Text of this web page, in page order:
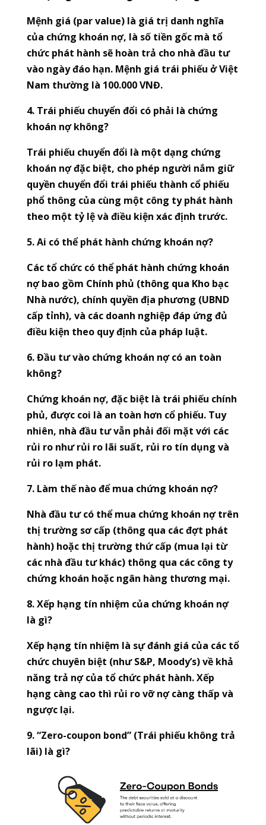
Mệnh giá (par value) là giá trị danh nghĩa
của chứng khoán nợ, là số tiền gốc mà tổ
chức phát hành sẽ hoàn trả cho nhà đầu tư
vào ngày đáo hạn. Mệnh giá trái phiếu ở Việt
Nam thường là 100.000 VNĐ.
4. Trái phiếu chuyển đổi có phải là chứng
khoán nợ không?
Trái phiếu chuyển đổi là một dạng chứng
khoán nợ đặc biệt, cho phép người nắm giữ
quyền chuyển đổi trái phiếu thành cổ phiếu
phổ thông của cùng một công ty phát hành
theo một tỷ lệ và điều kiện xác định trước.
5. Ai có thể phát hành chứng khoán nợ?
Các tổ chức có thể phát hành chứng khoán
nợ bao gồm Chính phủ (thông qua Kho bạc
Nhà nước), chính quyền địa phương (UBND
cấp tỉnh), và các doanh nghiệp đáp ứng đủ
điều kiện theo quy định của pháp luật.
6. Đầu tư vào chứng khoán nợ có an toàn
không?
Chứng khoán nợ, đặc biệt là trái phiếu chính
phủ, được coi là an toàn hơn cổ phiếu. Tuy
nhiên, nhà đầu tư vẫn phải đối mặt với các
rủi ro như rủi ro lãi suất, rủi ro tín dụng và
rủi ro lạm phát.
7. Làm thế nào để mua chứng khoán nợ?
Nhà đầu tư có thể mua chứng khoán nợ trên
thị trường sơ cấp (thông qua các đợt phát
hành) hoặc thị trường thứ cấp (mua lại từ
các nhà đầu tư khác) thông qua các công ty
chứng khoán hoặc ngân hàng thương mại.
8. Xếp hạng tín nhiệm của chứng khoán nợ
là gì?
Xếp hạng tín nhiệm là sự đánh giá của các tổ
chức chuyên biệt (như S&P, Moody’s) về khả
năng trả nợ của tổ chức phát hành. Xếp
hạng càng cao thì rủi ro vỡ nợ càng thấp và
ngược lại.
9. “Zero-coupon bond” (Trái phiếu không trả
lãi) là gì?